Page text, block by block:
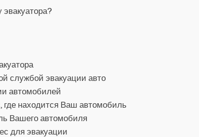
службой эвакуации авто
автомобилей
находится Ваш автомобиль
Вашего автомобиля
для эвакуации